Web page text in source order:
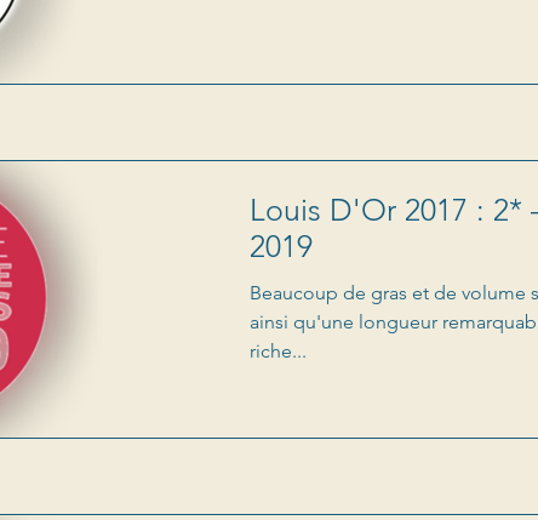
Louis D'Or 2017 : 2*
2019
Beaucoup de gras et de volume
ainsi qu'une longueur
riche...